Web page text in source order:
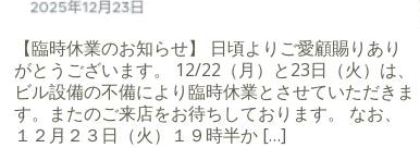
【臨時休業のお知らせ】 日頃よりご愛顧賜りあり
がとうございます。 12/22（月）と23日（火）は、
ビル設備の不備により臨時休業とさせていただきま
す。またのご来店をお待ちしております。 なお、
１２月２３日（火）１９時半か […]